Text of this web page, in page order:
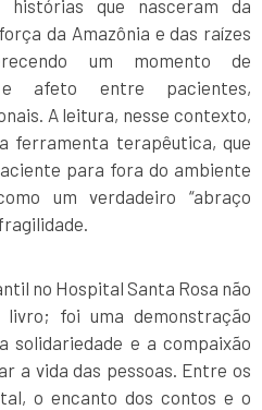
histórias que nasceram da
da Amazônia e das raízes
um momento de
e afeto entre pacientes,
A leitura, nesse contexto,
ferramenta terapêutica, que
para fora do ambiente
um verdadeiro “abraço
no Hospital Santa Rosa não
foi uma demonstração
solidariedade e a compaixão
a vida das pessoas. Entre os
o encanto dos contos e o